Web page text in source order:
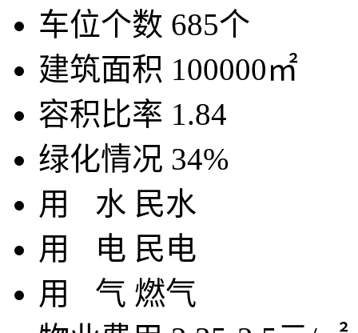
车位个数 685个
建筑面积 100000㎡
容积比率 1.84
绿化情况 34%
用 水 民水
用
电 民电
用 气 燃气